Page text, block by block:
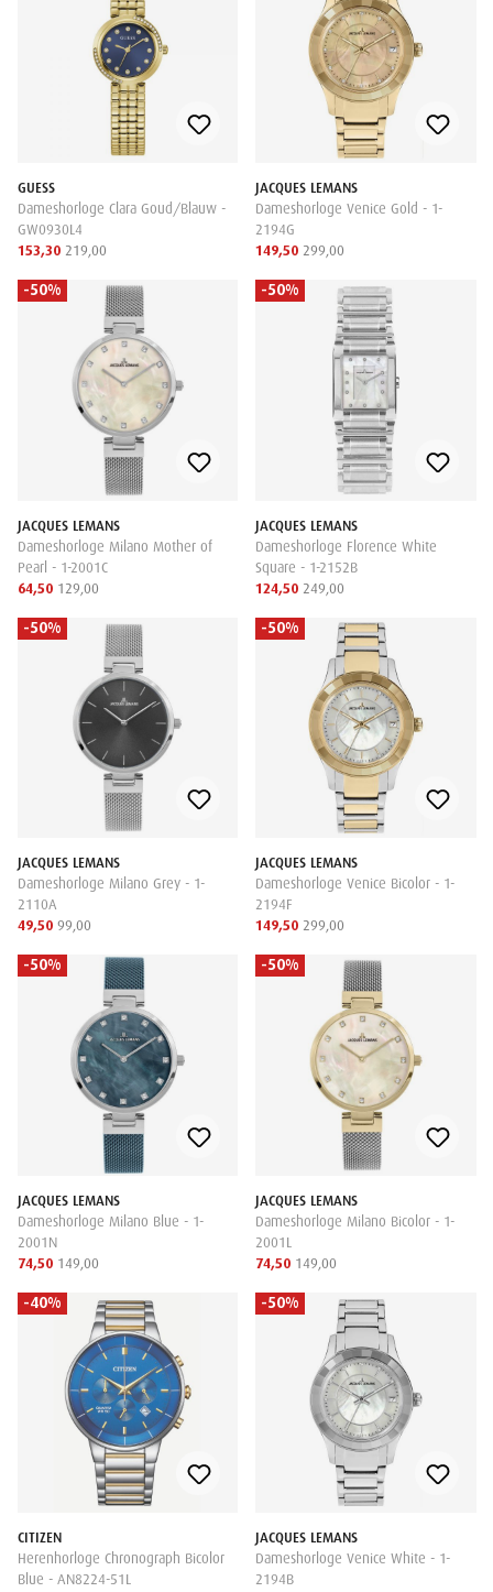
GUESS
Dameshorloge Clara Goud/Blauw -
GW0930L4
153,30 219,00
JACQUES LEMANS
Dameshorloge Venice Gold - 1-
2194G
149,50 299,00
-50%
JACQUES LEMANS
Dameshorloge Milano Mother of
Pearl - 1-2001C
64,50 129,00
-50%
JACQUES LEMANS
Dameshorloge Florence White
Square - 1-2152B
124,50 249,00
-50%
JACQUES LEMANS
Dameshorloge Milano Grey - 1-
2110A
49,50 99,00
-50%
JACQUES LEMANS
Dameshorloge Venice Bicolor - 1-
2194F
149,50 299,00
-50%
JACQUES LEMANS
Dameshorloge Milano Blue - 1-
2001N
74,50 149,00
-50%
JACQUES LEMANS
Dameshorloge Milano Bicolor - 1-
2001L
74,50 149,00
-40%
CITIZEN
Herenhorloge Chronograph Bicolor
Blue - AN8224-51L
-50%
JACQUES LEMANS
Dameshorloge Venice White - 1-
2194B